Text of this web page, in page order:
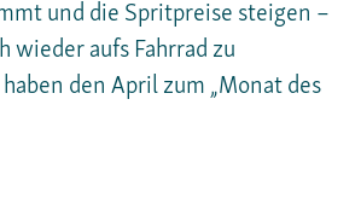
und die Spritpreise steigen –
wieder aufs Fahrrad zu
den April zum „Monat des